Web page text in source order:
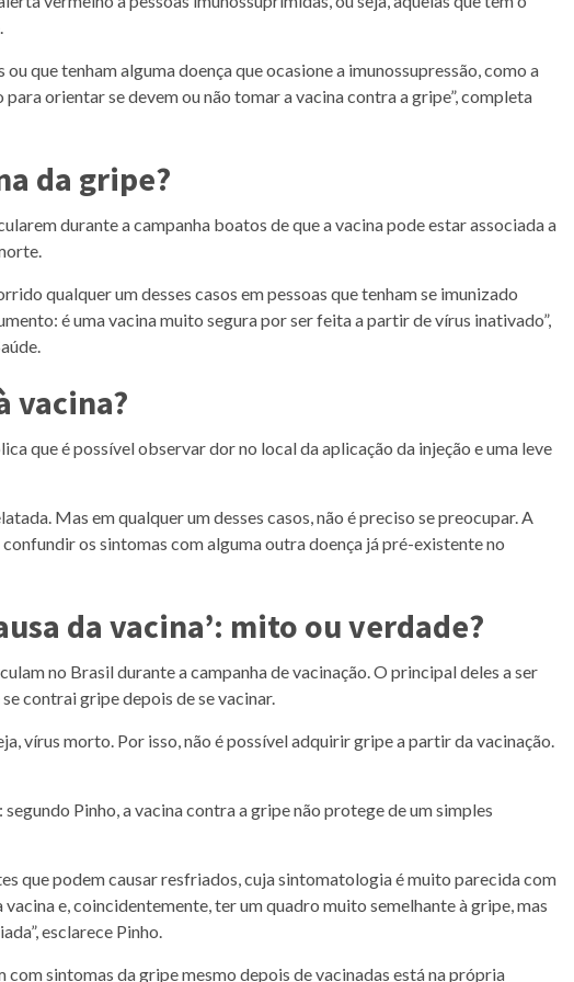
que tenham alguma doença que ocasione a imunossupressão, como a
orientar se devem ou não tomar a vacina contra a gripe”, completa
da gripe?
durante a campanha boatos de que a vacina pode estar associada a
qualquer um desses casos em pessoas que tenham se imunizado
é uma vacina muito segura por ser feita a partir de vírus inativado”,
vacina?
que é possível observar dor no local da aplicação da injeção e uma leve
Mas em qualquer um desses casos, não é preciso se preocupar. A
os sintomas com alguma outra doença já pré-existente no
da vacina’: mito ou verdade?
no Brasil durante a campanha de vacinação. O principal deles a ser
contrai gripe depois de se vacinar.
vírus morto. Por isso, não é possível adquirir gripe a partir da vacinação.
Pinho, a vacina contra a gripe não protege de um simples
que podem causar resfriados, cuja sintomatologia é muito parecida com
e, coincidentemente, ter um quadro muito semelhante à gripe, mas
esclarece Pinho.
sintomas da gripe mesmo depois de vacinadas está na própria